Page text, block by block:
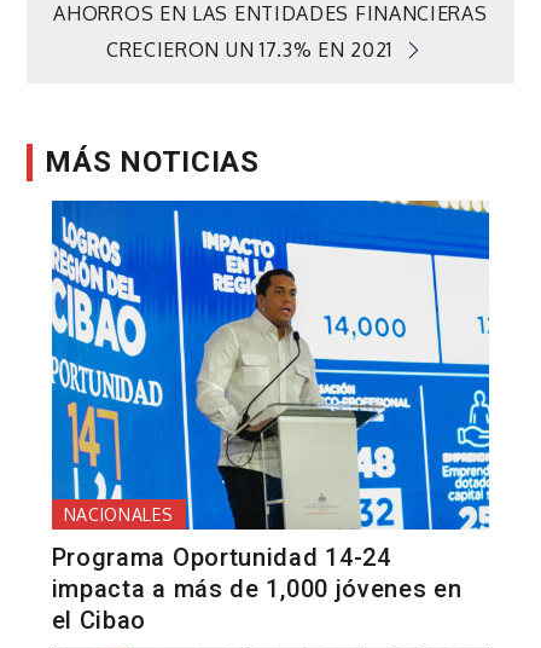
entradas
AHORROS EN LAS ENTIDADES FINANCIERAS
CRECIERON UN 17.3% EN 2021
MÁS NOTICIAS
NACIONALES
Programa Oportunidad 14-24
impacta a más de 1,000 jóvenes en
el Cibao